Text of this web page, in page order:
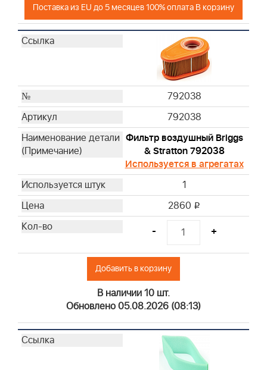
Поставка из EU до 5 месяцев 100% оплата В корзину
792038
792038
Фильтр воздушный Briggs
& Stratton 792038
Используется в агрегатах
1
2860 i
- +
Добавить в корзину
В наличии 10 шт.
Обновлено 05.08.2026 (08:13)